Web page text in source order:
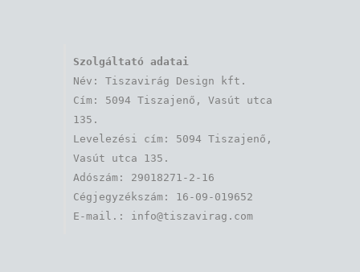
Szolgáltató adatai
Név: Tiszavirág Design kft.
Cím: 5094 Tiszajenő, Vasút utca
135.
Levelezési cím: 5094 Tiszajenő,
Vasút utca 135.
Adószám: 29018271-2-16
Cégjegyzékszám: 16-09-019652